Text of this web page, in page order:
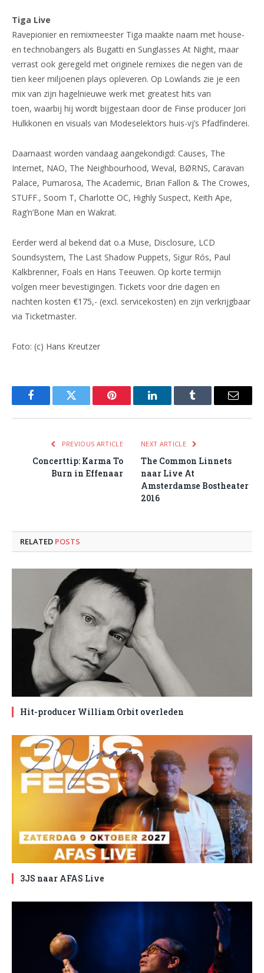
Tiga Live
Ravepionier en remixmeester Tiga maakte naam met house-
en technobangers als Bugatti en Sunglasses At Night, maar
verrast ook geregeld met originele remixes die negen van de
tien keer miljoenen plays opleveren. Op Lowlands zie je een
mix van zijn hagelnieuwe werk met greatest hits van
toen, waarbij hij wordt bijgestaan door de Finse producer Jori
Hulkkonen en visuals van Modeselektors huis-vj’s Pfadfinderei.
Daarnaast worden vandaag aangekondigd: Causes, The
Internet, NAO, The Neighbourhood, Weval, BØRNS, Caravan
Palace, Pumarosa, The Academic, Brian Fallon & The Crowes,
STUFF., Soom T, Charlotte OC, Highly Suspect, Keith Ape,
Rag’n’Bone Man en Wakrat.
Eerder werd al bekend dat o.a Muse, Disclosure, LCD
Soundsystem, The Last Shadow Puppets, Sigur Rós, Paul
Kalkbrenner, Foals en Hans Teeuwen. Op korte termijn
volgen meer bevestigingen. Tickets voor drie dagen en
nachten kosten €175,- (excl. servicekosten) en zijn verkrijgbaar
via Ticketmaster.
Foto: (c) Hans Kreutzer
FacebookTwitter Pinterest LinkedInTumblr Email
PREVIOUS ARTICLE
Concerttip: Karma To
Burn in Effenaar
NEXT ARTICLE
The Common Linnets
naar Live At
Amsterdamse Bostheater
2016
RELATED POSTS
Hit-producer William Orbit overleden
3JS naar AFAS Live